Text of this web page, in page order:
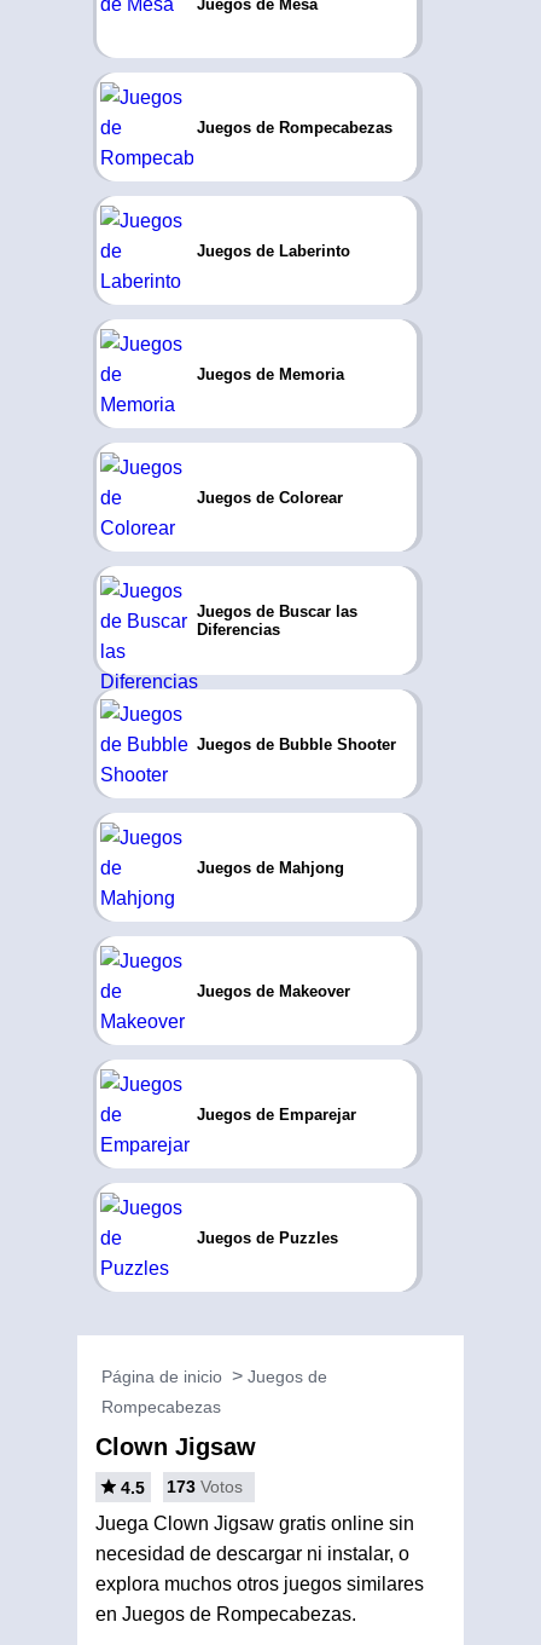
Juegos de Mesa
Juegos de Rompecabezas
Juegos de Laberinto
Juegos de Memoria
Juegos de Colorear
Juegos de Buscar las
Diferencias
Juegos de Bubble Shooter
Juegos de Mahjong
Juegos de Makeover
Juegos de Emparejar
Juegos de Puzzles
Página de inicio
Juegos de
Rompecabezas
Clown Jigsaw
4.5 173 Votos
Juega Clown Jigsaw gratis online sin
necesidad de descargar ni instalar, o
explora muchos otros juegos similares
en Juegos de Rompecabezas.